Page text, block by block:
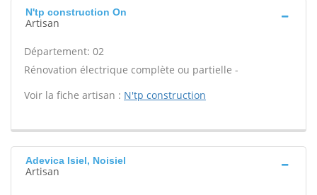
N'tp construction On
Artisan
Département: 02
Rénovation électrique complète ou partielle -
Voir la fiche artisan : N'tp construction
Adevica Isiel, Noisiel
Artisan